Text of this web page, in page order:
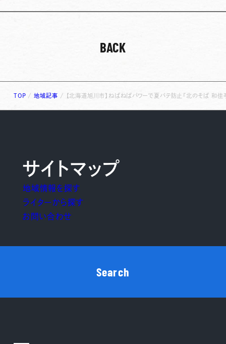
BACK
TOP /地域記事 / 【北海道旭川市】ねばねばパワーで夏バテ防止「北のそば 和佳
サイトマップ
地域情報を探す
ライターから探す
お問い合わせ
Search